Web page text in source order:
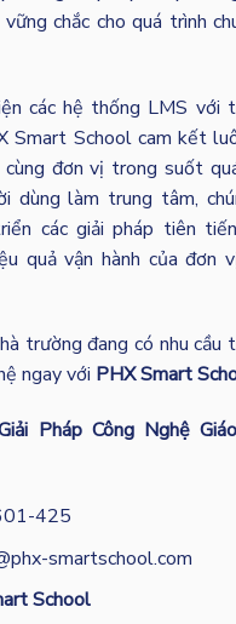
chắc cho quá trình
các hệ thống LMS với
Smart School cam kết
đơn vị trong suốt
dùng làm trung tâm,
các giải pháp tiên
quả vận hành của đơn
trường đang có nhu cầu
ngay với PHX Smart
Pháp Công Nghệ
425
smartschool.com
School